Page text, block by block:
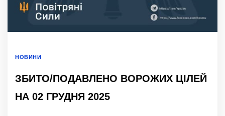
НОВИНИ
ЗБИТО/ПОДАВЛЕНО ВОРОЖИХ ЦІЛЕЙ
НА 02 ГРУДНЯ 2025